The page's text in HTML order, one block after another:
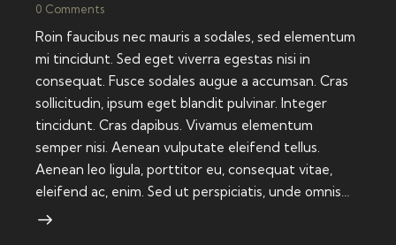
0 Comments
Roin faucibus nec mauris a sodales, sed elementum
mi tincidunt. Sed eget viverra egestas nisi in
consequat. Fusce sodales augue a accumsan. Cras
sollicitudin, ipsum eget blandit pulvinar. Integer
tincidunt. Cras dapibus. Vivamus elementum
semper nisi. Aenean vulputate eleifend tellus.
Aenean leo ligula, porttitor eu, consequat vitae,
eleifend ac, enim. Sed ut perspiciatis, unde omnis…